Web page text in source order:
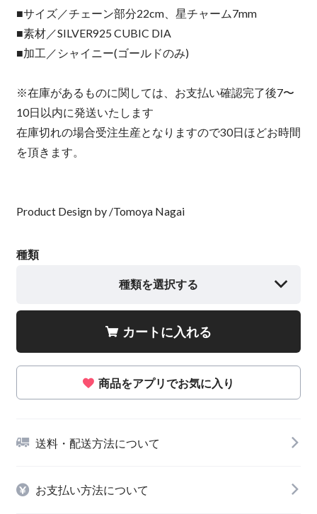
■サイズ／チェーン部分22cm、星チャーム7mm
■素材／SILVER925 CUBIC DIA
■加工／シャイニー(ゴールドのみ)
※在庫があるものに関しては、お支払い確認完了後7〜
10日以内に発送いたします
在庫切れの場合受注生産となりますので30日ほどお時間
を頂きます。
Product Design by /Tomoya Nagai
種類
種類を選択する
カートに入れる
商品をアプリでお気に入り
送料・配送方法について
お支払い方法について